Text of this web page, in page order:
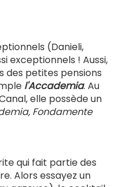
(Danieli,
exceptionnels ! Aussi,
des petites pensions
l'Accademia. Au
elle possède un
Fondamente
qui fait partie des
Alors essayez un